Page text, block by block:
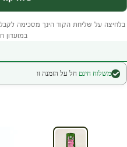
משלוח חינם חל על הזמנה זו